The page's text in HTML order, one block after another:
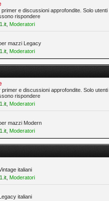
e discussioni approfondite. Solo
rispondere
Moderatori
mazzi Legacy
Moderatori
e discussioni approfondite. Solo
rispondere
Moderatori
mazzi Modern
Moderatori
italiani
Moderatori
italiani